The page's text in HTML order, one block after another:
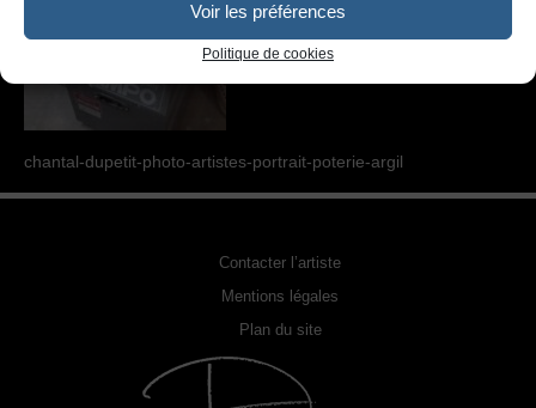
Voir les préférences
Politique de cookies
REPRODUCTION DE PHOTO
PHOTOS DE L’ARTISTE
chantal-dupetit-photo-artistes-portrait-poterie-argil
Contacter l’artiste
Mentions légales
Plan du site